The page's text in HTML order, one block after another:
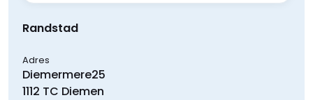
Randstad
Adres
Diemermere25
1112 TC Diemen